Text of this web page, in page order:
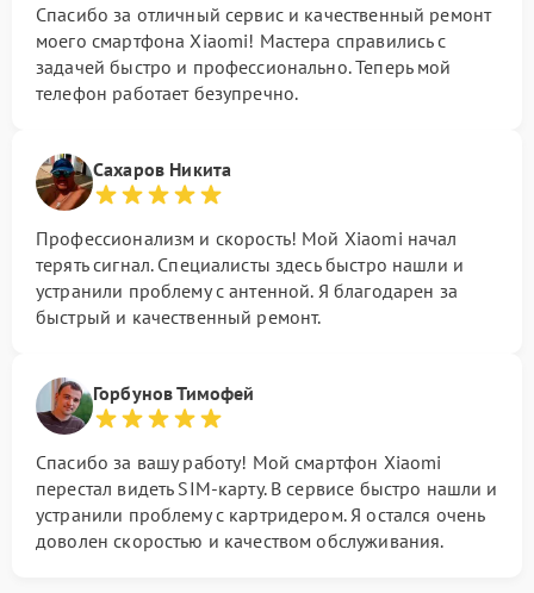
Спасибо за отличный сервис и качественный ремонт
моего смартфона Xiaomi! Мастера справились с
задачей быстро и профессионально. Теперь мой
телефон работает безупречно.
Сахаров Никита
Профессионализм и скорость! Мой Xiaomi начал
терять сигнал. Специалисты здесь быстро нашли и
устранили проблему с антенной. Я благодарен за
быстрый и качественный ремонт.
Горбунов Тимофей
Спасибо за вашу работу! Мой смартфон Xiaomi
перестал видеть SIM-карту. В сервисе быстро нашли и
устранили проблему с картридером. Я остался очень
доволен скоростью и качеством обслуживания.